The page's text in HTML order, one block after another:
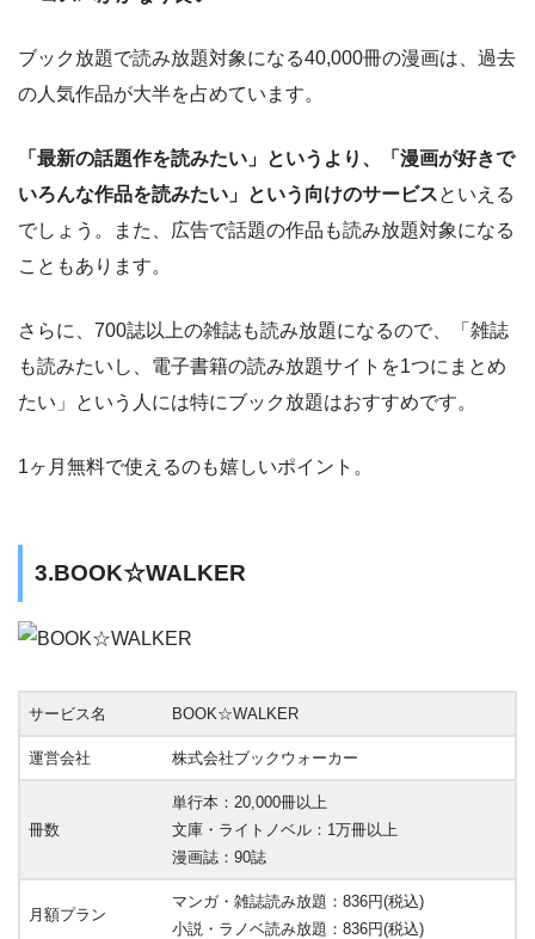
ブック放題で読み放題対象になる40,000冊の漫画は、過去
の人気作品が大半を占めています。
「最新の話題作を読みたい」というより、「漫画が好きで
いろんな作品を読みたい」という向けのサービスといえる
でしょう。また、広告で話題の作品も読み放題対象になる
こともあります。
さらに、700誌以上の雑誌も読み放題になるので、「雑誌
も読みたいし、電子書籍の読み放題サイトを1つにまとめ
たい」という人には特にブック放題はおすすめです。
1ヶ月無料で使えるのも嬉しいポイント。
3.BOOK☆WALKER
サービス名 BOOK☆WALKER
運営会社 株式会社ブックウォーカー
冊数
単行本：20,000冊以上
文庫・ライトノベル：1万冊以上
漫画誌：90誌
月額プラン
マンガ・雑誌読み放題：836円(税込)
小説・ラノベ読み放題：836円(税込)